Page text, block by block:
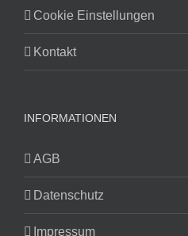
Cookie Einstellungen
Kontakt
INFORMATIONEN
AGB
Datenschutz
Impressum